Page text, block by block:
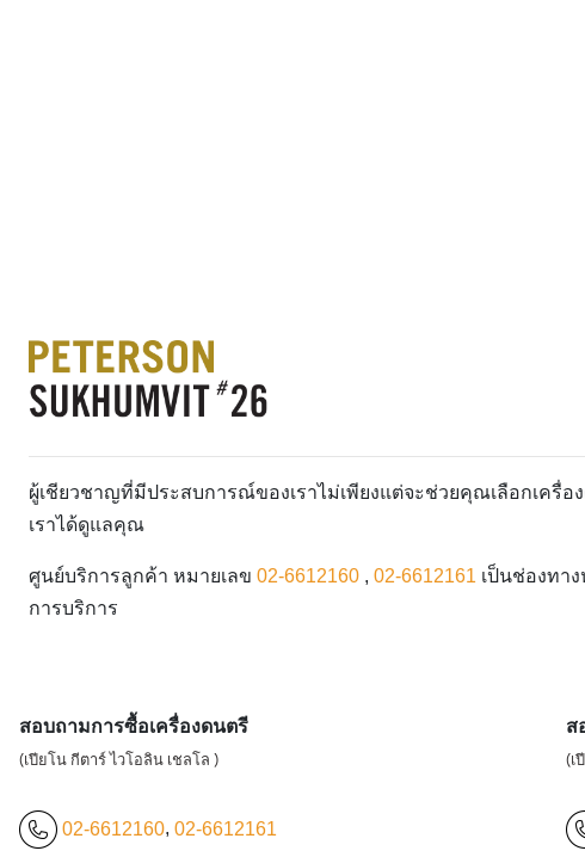
ผู้เชียวชาญที่มีประสบการณ์ของเราไม่เพียงแต่จะช่วยคุณเลือกเค
เราได้ดูแลคุณ
ศูนย์บริการลูกค้า หมายเลข 02-6612160 , 02-6612161 เป็นช่องทา
การบริการ
สอบถามการซื้อเครื่องดนตรี
(เปียโน กีตาร์ ไวโอลิน เชลโล )
02-6612160, 02-6612161
ส
(เ